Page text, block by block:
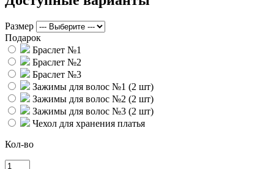
Размер
Подарок
Браслет №1
Браслет №2
Браслет №3
Зажимы для волос №1 (2 шт)
Зажимы для волос №2 (2 шт)
Зажимы для волос №3 (2 шт)
Чехол для хранения платья
Кол-во